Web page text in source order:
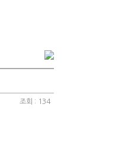
조회 : 134